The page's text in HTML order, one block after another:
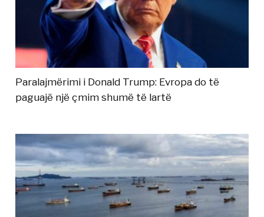
Paralajmërimi i Donald Trump: Evropa do të
paguajë një çmim shumë të lartë